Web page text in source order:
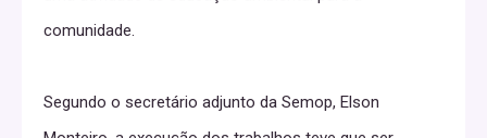
comunidade.
Segundo o secretário adjunto da Semop, Elson